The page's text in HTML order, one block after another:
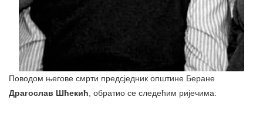
Поводом његове смрти предсједник општине Беране
Драгослав Шћекић, обратио се следећим ријечима: